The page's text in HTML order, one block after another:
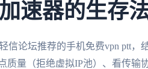
速器的生存
信论坛推荐的手机免费vpn ptt
质量（拒绝虚拟IP池）、看传输